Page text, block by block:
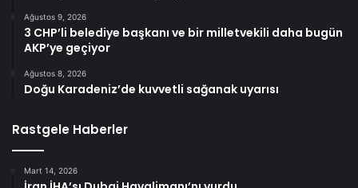
Ağustos 9, 2026
3 CHP’li belediye başkanı ve bir milletvekili daha bugün
AKP’ye geçiyor
Ağustos 8, 2026
Doğu Karadeniz’de kuvvetli sağanak uyarısı
Rastgele Haberler
Mart 14, 2026